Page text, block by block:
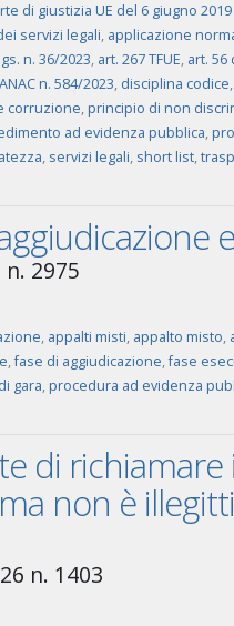
di giustizia UE del 6 giugno
servizi legali, applicazione
n. 36/2023, art. 267 TFUE, art. 56
n. 584/2023, disciplina codice,
corruzione,principio di non
ad evidenza pubblica,
, servizi legali, short list,
2975
, appalti misti, appalto misto,
,fase di aggiudicazione,fase
gara,procedura ad evidenza
di
non è
n. 1403